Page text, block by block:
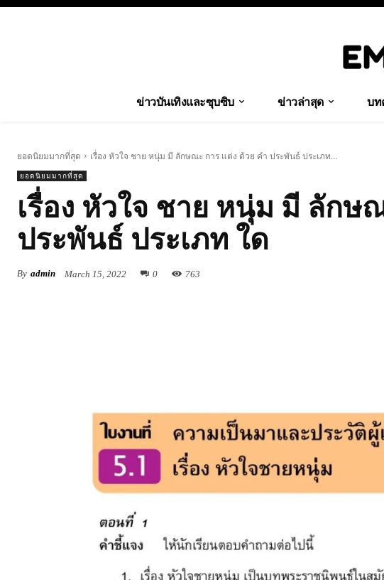
ข่าวบันเทิงและซุบซิบ ข่าวล่าสุด บท
ยอดนิยมมากที่สุด เรื่อง หัวใจ ชาย หนุ่ม มี ลักษณะ การ แต่ง ด้วย คำ ประพันธ์ ประเภท...
ยอดนิยมมากที่สุด
เรื่อง หัวใจ ชาย หนุ่ม มี ลักษ
ประพันธ์ ประเภท ใด
By admin March 15, 2022 0 763